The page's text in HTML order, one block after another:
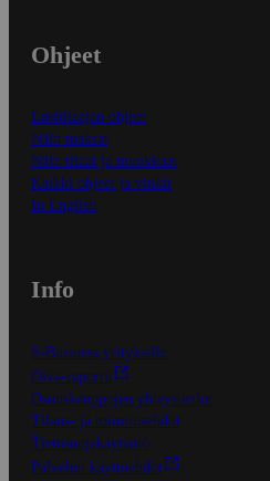
Ohjeet
Ensitilaajan ohjeet
Näin maksat
Näin tilaat ja muokkaat
Kaikki ohjeet ja vinkit
In English
Info
S-Business yrityksille
Oiva-raportit
Osuuskauppojen yhteystiedot
Tilaus- ja toimitusehdot
Tietosuojakäytäntö
Palvelun käyttöehdot